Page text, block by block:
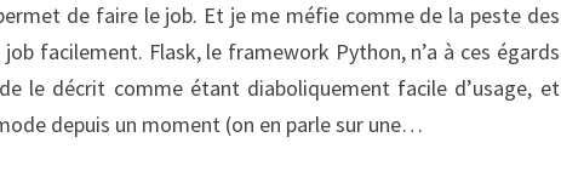
de faire le job. Et je me méfie comme de la peste des
facilement. Flask, le framework Python, n’a à ces égards
le décrit comme étant diaboliquement facile d’usage, et
depuis un moment (on en parle sur une…